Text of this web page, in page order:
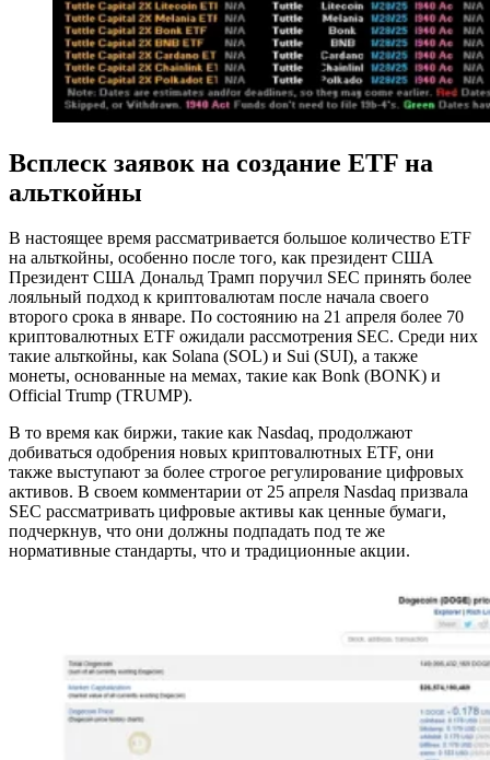
Всплеск заявок на создание ETF на
альткойны
В настоящее время рассматривается большое количество ETF
на альткойны, особенно после того, как президент США
Президент США Дональд Трамп поручил SEC принять более
лояльный подход к криптовалютам после начала своего
второго срока в январе. По состоянию на 21 апреля более 70
криптовалютных ETF ожидали рассмотрения SEC. Среди них
такие альткойны, как Solana (SOL) и Sui (SUI), а также
монеты, основанные на мемах, такие как Bonk (BONK) и
Official Trump (TRUMP).
В то время как биржи, такие как Nasdaq, продолжают
добиваться одобрения новых криптовалютных ETF, они
также выступают за более строгое регулирование цифровых
активов. В своем комментарии от 25 апреля Nasdaq призвала
SEC рассматривать цифровые активы как ценные бумаги,
подчеркнув, что они должны подпадать под те же
нормативные стандарты, что и традиционные акции.